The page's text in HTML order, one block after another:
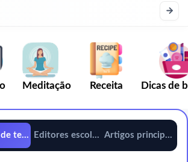
Meditação Receita Dicas de
tendênciasEditores escolhemArtigos principais